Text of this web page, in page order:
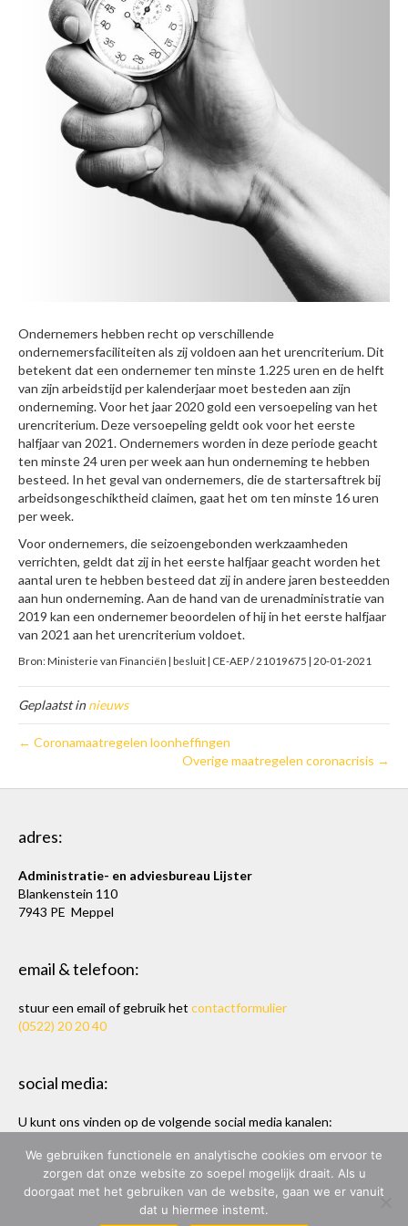
Ondernemers hebben recht op verschillende
ondernemersfaciliteiten als zij voldoen aan het urencriterium. Dit
betekent dat een ondernemer ten minste 1.225 uren en de helft
van zijn arbeidstijd per kalenderjaar moet besteden aan zijn
onderneming. Voor het jaar 2020 gold een versoepeling van het
urencriterium. Deze versoepeling geldt ook voor het eerste
halfjaar van 2021. Ondernemers worden in deze periode geacht
ten minste 24 uren per week aan hun onderneming te hebben
besteed. In het geval van ondernemers, die de startersaftrek bij
arbeidsongeschiktheid claimen, gaat het om ten minste 16 uren
per week.
Voor ondernemers, die seizoengebonden werkzaamheden
verrichten, geldt dat zij in het eerste halfjaar geacht worden het
aantal uren te hebben besteed dat zij in andere jaren besteedden
aan hun onderneming. Aan de hand van de urenadministratie van
2019 kan een ondernemer beoordelen of hij in het eerste halfjaar
van 2021 aan het urencriterium voldoet.
Bron: Ministerie van Financiën | besluit | CE-AEP / 21019675 | 20-01-2021
Geplaatst innieuws
← Coronamaatregelen loonheffingen
Overige maatregelen coronacrisis →
adres:
Administratie- en adviesbureau Lijster
Blankenstein 110
7943 PE Meppel
email & telefoon:
stuur een email of gebruik het contactformulier
(0522) 20 20 40
social media:
U kunt ons vinden op de volgende social media kanalen:
ADMINISTRATIE- & ADVIESBUREAU LIJSTER
We gebruiken functionele en analytische cookies om ervoor te
zorgen dat onze website zo soepel mogelijk draait. Als u
doorgaat met het gebruiken van de website, gaan we er vanuit
dat u hiermee instemt.